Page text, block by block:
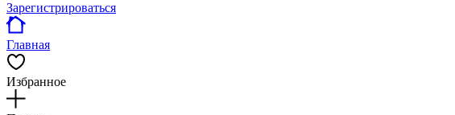
Зарегистрироваться
Главная
Избранное